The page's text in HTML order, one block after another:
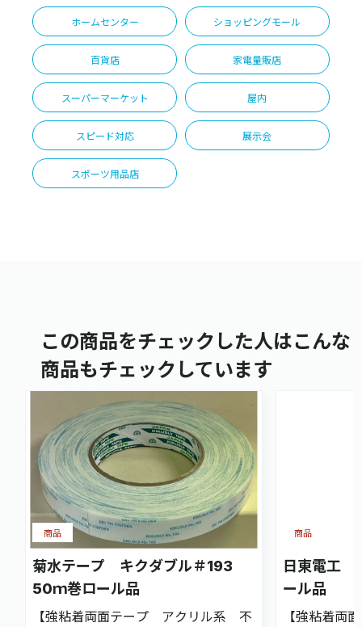
ホームセンター ショッピングモール
百貨店 家電量販店
スーパーマーケット 屋内
スピード対応 展示会
スポーツ用品店
この商品をチェックした人はこんな
商品もチェックしています
菊水テープ キクダブル＃193
50ｍ巻ロール品
【強粘着両面テープ アクリル系 不
商品
日東電工
ール品
【強粘着
商品